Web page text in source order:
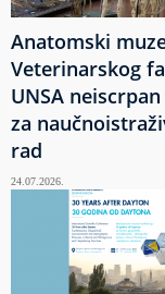
Anatomski
Veterinarskog
UNSA
za
rad
24.07.2026.